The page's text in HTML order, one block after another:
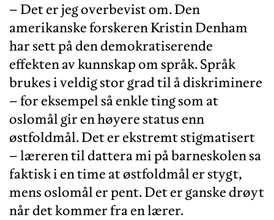
– Det er jeg overbevist om. Den
amerikanske forskeren Kristin Denham
har sett på den demokratiserende
effekten av kunnskap om språk. Språk
brukes i veldig stor grad til å diskriminere
– for eksempel så enkle ting som at
oslomål gir en høyere status enn
østfoldmål. Det er ekstremt stigmatisert
– læreren til dattera mi på barneskolen sa
faktisk i en time at østfoldmål er stygt,
mens oslomål er pent. Det er ganske drøyt
når det kommer fra en lærer.